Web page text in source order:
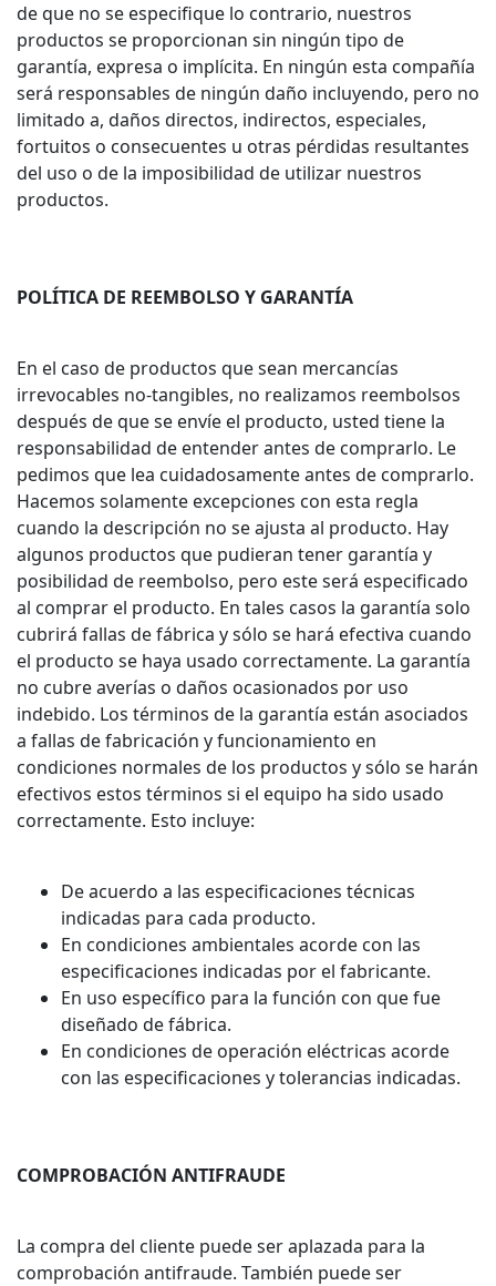
de que no se especifique lo contrario, nuestros
productos se proporcionan sin ningún tipo de
garantía, expresa o implícita. En ningún esta compañía
será responsables de ningún daño incluyendo, pero no
limitado a, daños directos, indirectos, especiales,
fortuitos o consecuentes u otras pérdidas resultantes
del uso o de la imposibilidad de utilizar nuestros
productos.
POLÍTICA DE REEMBOLSO Y GARANTÍA
En el caso de productos que sean mercancías
irrevocables no-tangibles, no realizamos reembolsos
después de que se envíe el producto, usted tiene la
responsabilidad de entender antes de comprarlo. Le
pedimos que lea cuidadosamente antes de comprarlo.
Hacemos solamente excepciones con esta regla
cuando la descripción no se ajusta al producto. Hay
algunos productos que pudieran tener garantía y
posibilidad de reembolso, pero este será especificado
al comprar el producto. En tales casos la garantía solo
cubrirá fallas de fábrica y sólo se hará efectiva cuando
el producto se haya usado correctamente. La garantía
no cubre averías o daños ocasionados por uso
indebido. Los términos de la garantía están asociados
a fallas de fabricación y funcionamiento en
condiciones normales de los productos y sólo se harán
efectivos estos términos si el equipo ha sido usado
correctamente. Esto incluye:
De acuerdo a las especificaciones técnicas
indicadas para cada producto.
En condiciones ambientales acorde con las
especificaciones indicadas por el fabricante.
En uso específico para la función con que fue
diseñado de fábrica.
En condiciones de operación eléctricas acorde
con las especificaciones y tolerancias indicadas.
COMPROBACIÓN ANTIFRAUDE
La compra del cliente puede ser aplazada para la
comprobación antifraude. También puede ser